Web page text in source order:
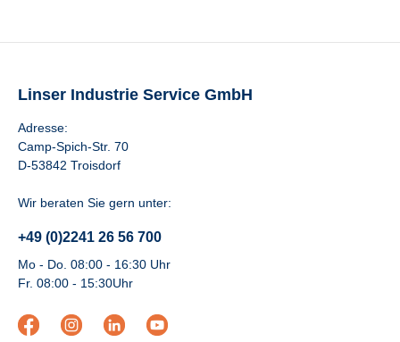
Linser Industrie Service GmbH
Adresse:
Camp-Spich-Str. 70
D-53842 Troisdorf
Wir beraten Sie gern unter:
+49 (0)2241 26 56 700
Mo - Do. 08:00 - 16:30 Uhr
Fr. 08:00 - 15:30Uhr